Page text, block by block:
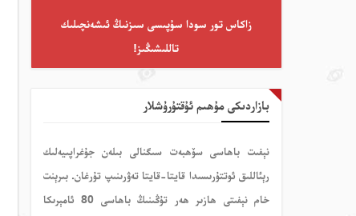
زاكاس تور سودا سۇپىسى سىزنىڭ ئىشەنچىلىك
تاللىشىڭىز!
بازاردىكى مۇھىم ئۇقتۇرۇشلار
نېفىت باھاسى سۆھبەت سىگنالى بىلەن جۇغراپىيەلىك
رېئاللىق ئوتتۇرىسىدا قايتا-قايتا تەۋرىنىپ تۇرغان. بىرېنت
خام نېفىتى ھازىر ھەر تۇڭىنىڭ باھاسى 80 ئامېرىكا